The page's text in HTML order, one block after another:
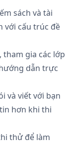
sách và tài
với cấu trúc đề
tham gia các lớp
dẫn trực
và viết với bạn
hơn khi thi
thử để làm